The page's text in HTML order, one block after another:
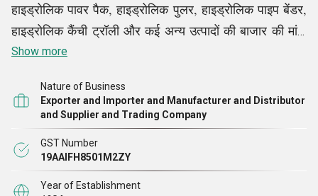
हाइड्रोलिक पावर पैक, हाइड्रोलिक पुलर, हाइड्रोलिक पाइप बेंडर,
हाइड्रोलिक कैंची ट्रॉली और कई अन्य उत्पादों की बाजार की मांगों
को पूरा करते हैं। बाजार की मांगों को लगातार पूरा करने की हमारी
हमने अपनी पेशकशों की सूची में बड़ी संख्या में उत्पादों को बनाए रखा
है, जिससे हम विभिन्न उद्योगों के कई ग्राहकों की आवश्यकताओं को
पूरा कर सकते हैं। हमारा प्रत्येक उत्पाद उद्योग द्वारा निर्धारित
मानदंडों और मानकों के अनुसार सटीक रूप से तैयार करके
Show more
Nature of Business
Exporter and Importer and Manufacturer and Distributor
and Supplier and Trading Company
GST Number
19AAIFH8501M2ZY
Year of Establishment